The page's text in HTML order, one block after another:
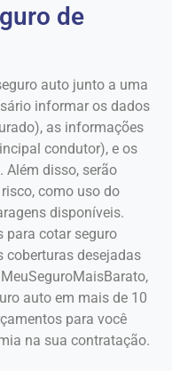
de
auto junto a uma
informar os dados
as informações
condutor), e os
Além disso, serão
como uso do
disponíveis.
para cotar seguro
coberturas desejadas
auto em mais de 10
para você
na sua contratação.